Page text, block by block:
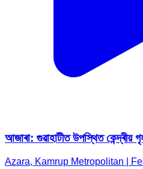
আজাৰা: গুৱাহাটীত উপস্থিত কেন্দ্ৰীয়
Azara, Kamrup Metropolitan |